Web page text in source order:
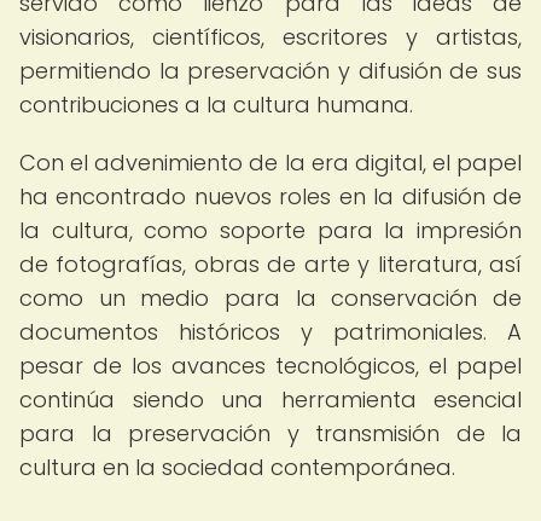
visionarios, científicos, escritores y artistas,
permitiendo la preservación y difusión de sus
contribuciones a la cultura humana.
Con el advenimiento de la era digital, el papel
ha encontrado nuevos roles en la difusión de
la cultura, como soporte para la impresión
de fotografías, obras de arte y literatura, así
como un medio para la conservación de
documentos históricos y patrimoniales. A
pesar de los avances tecnológicos, el papel
continúa siendo una herramienta esencial
para la preservación y transmisión de la
cultura en la sociedad contemporánea.